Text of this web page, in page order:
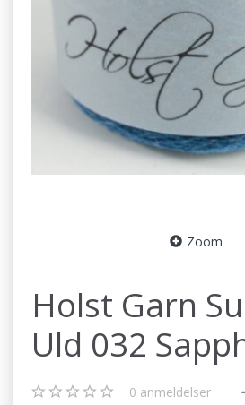
Zoom
Holst Garn
Uld 032
0 anmeldelser